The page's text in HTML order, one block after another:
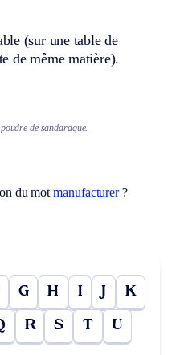
(sur une table de
de même matière).
de sandaraque.
du motmanufacturer?
G H I J K
R S T U